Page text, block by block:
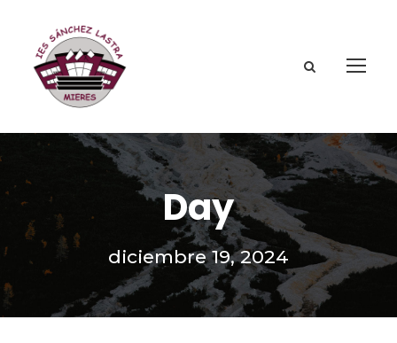
Day
diciembre 19, 2024